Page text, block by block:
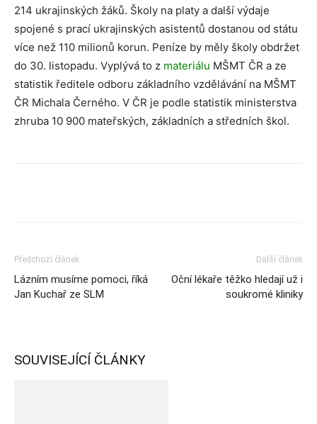
214 ukrajinských žáků. Školy na platy a další výdaje
spojené s prací ukrajinských asistentů dostanou od státu
více než 110 milionů korun. Peníze by měly školy obdržet
do 30. listopadu. Vyplývá to z materiálu MŠMT ČR a ze
statistik ředitele odboru základního vzdělávání na MŠMT
ČR Michala Černého. V ČR je podle statistik ministerstva
zhruba 10 900 mateřských, základních a středních škol.
Předchozí článek
Lázním musíme pomoci, říká
Jan Kuchař ze SLM
Další článek
Oční lékaře těžko hledají už i
soukromé kliniky
SOUVISEJÍCÍ ČLÁNKY